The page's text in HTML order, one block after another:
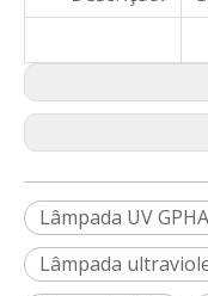
Lâmpada UV
Lâmpada